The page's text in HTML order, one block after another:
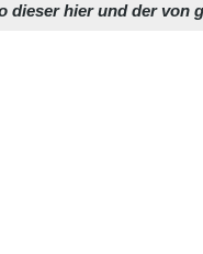
dieser hier und der von